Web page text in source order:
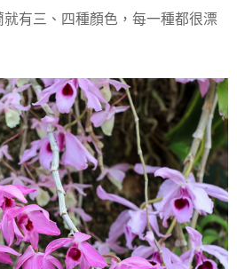
有三、四種顏色，每一種都很漂